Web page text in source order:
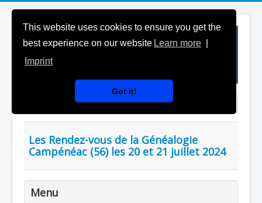
This website uses cookies to ensure you get the
best experience on our website Learn more
Imprint
Got it!
Saisir partie du titre Affichage #
Les Rendez-vous de la Généalogie
Campénéac (56) les 20 et 21 juillet 2024
Menu